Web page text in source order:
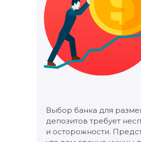
Выбор банка для
депозитов требует
и осторожности.